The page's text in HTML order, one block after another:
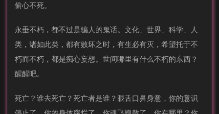
偷心不死。
永垂不朽，都不过是骗人的鬼话。文化、世界、科学、人
类，诸如此类，都有败坏之时，有生必有灭，希望托于不
朽而不朽，都是痴心妄想。世间哪里有什么不朽的东西？
醒醒吧。
死亡？谁去死亡？死亡者是谁？眼舌口鼻身意，你的意识